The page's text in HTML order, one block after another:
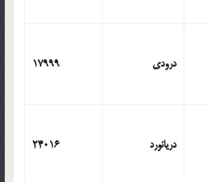
درودی 17999
دریانورد 24016